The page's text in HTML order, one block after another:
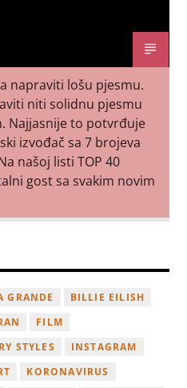
napraviti lošu pjesmu.
niti solidnu pjesmu
Najjasnije to potvrđuje
izvođač sa 7 brojeva
našoj listi TOP 40
gost sa svakim novim
GRANDE
BILLIE EILISH
FILM
STYLES
INSTAGRAM
KORONAVIRUS